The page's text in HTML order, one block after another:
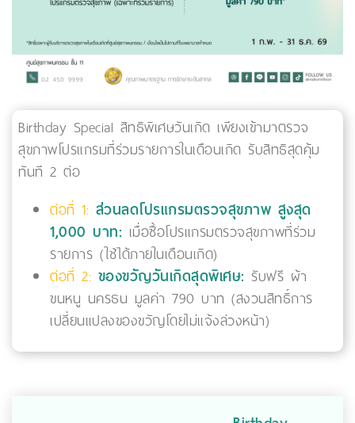
Birthday Special สิทธิพิเศษวันเกิด เพียงเข้ามาตรวจ
สุขภาพโปรแกรมที่ร่วมรายการในเดือนเกิด รับสิทธิสุดคุ้ม
ทันที 2 ต่อ
ต่อที่ 1: ส่วนลดโปรแกรมตรวจสุขภาพ สูงสุด
1,000 บาท: เมื่อซื้อโปรแกรมตรวจสุขภาพที่ร่วม
รายการ (ใช้ได้ภายในเดือนเกิด)
ต่อที่ 2: ของขวัญวันเกิดสุดพิเศษ: รับฟรี ผ้า
ขนหนู นครธน มูลค่า 790 บาท (สงวนสิทธิ์การ
เปลี่ยนแปลงของขวัญโดยไม่แจ้งล่วงหน้า)